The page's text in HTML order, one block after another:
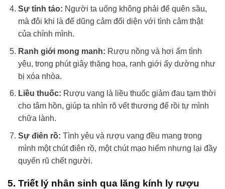
Sự tỉnh táo: Người ta uống không phải để quên sầu,
mà đôi khi là để dũng cảm đối diện với tình cảm thật
của chính mình.
Ranh giới mong manh: Rượu nồng và hơi ấm tình
yêu, trong phút giây thăng hoa, ranh giới ấy dường như
bị xóa nhòa.
Liều thuốc: Rượu vang là liều thuốc giảm đau tạm thời
cho tâm hồn, giúp ta nhìn rõ vết thương để rồi tự mình
chữa lành.
Sự điên rồ: Tình yêu và rượu vang đều mang trong
mình một chút điên rồ, một chút mạo hiểm nhưng lại đầy
quyến rũ chết người.
5. Triết lý nhân sinh qua lăng kính ly rượu